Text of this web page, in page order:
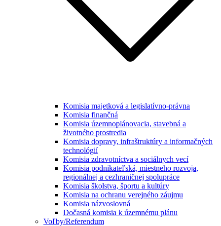
Komisia majetková a legislatívno-právna
Komisia finančná
Komisia územnoplánovacia, stavebná a
životného prostredia
Komisia dopravy, infraštruktúry a informačných
technológií
Komisia zdravotníctva a sociálnych vecí
Komisia podnikateľská, miestneho rozvoja,
regionálnej a cezhraničnej spolupráce
Komisia školstva, športu a kultúry
Komisia na ochranu verejného záujmu
Komisia názvoslovná
Dočasná komisia k územnému plánu
Voľby/Referendum